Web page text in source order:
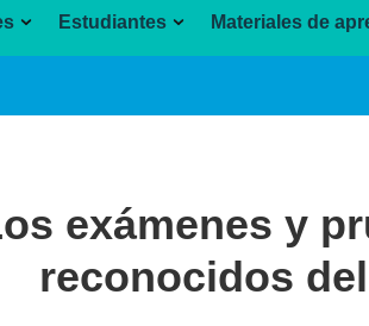
Estudiantes Materiales de
exámenes y
reconocidos